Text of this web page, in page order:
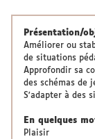
Présentation/
Améliorer ou
de situations
Approfondir sa
des schémas de
S'adapter à des
En quelques
Plaisir